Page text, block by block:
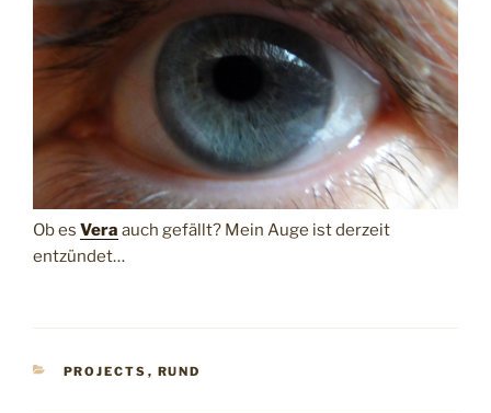
Ob es Vera auch gefällt? Mein Auge ist derzeit
entzündet…
KATEGORIEN
PROJECTS , RUND